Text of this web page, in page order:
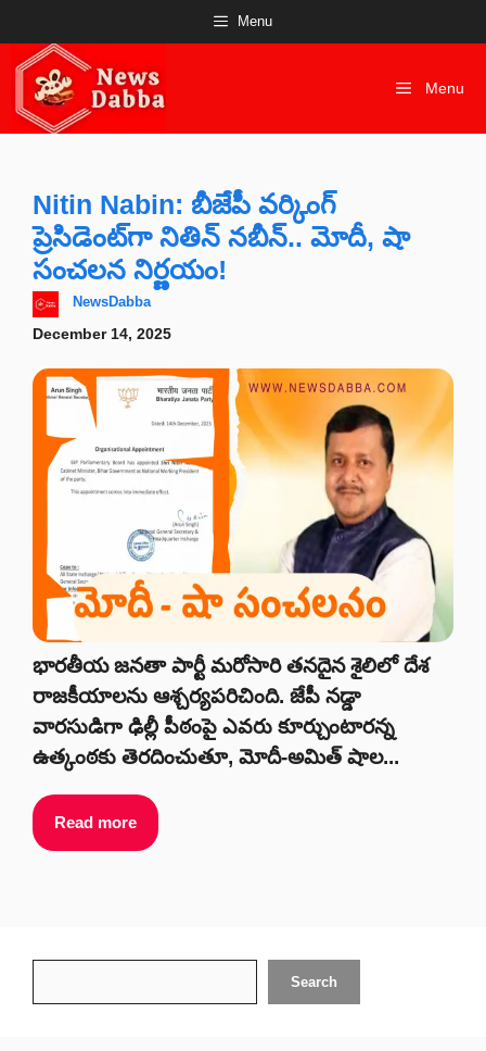
to
content
Menu
Menu
Nitin Nabin: బీజేపీ వర్కింగ్
ప్రెసిడెంట్‌గా నితిన్ నబీన్.. మోదీ, షా
సంచలన నిర్ణయం!
NewsDabba
December 14, 2025
భారతీయ జనతా పార్టీ మరోసారి తనదైన శైలిలో దేశ
రాజకీయాలను ఆశ్చర్యపరిచింది. జేపీ నడ్డా
వారసుడిగా ఢిల్లీ పీఠంపై ఎవరు కూర్చుంటారన్న
ఉత్కంఠకు తెరదించుతూ, మోదీ-అమిత్ షాల...
Read more
Search